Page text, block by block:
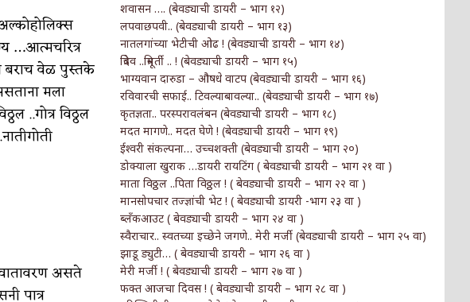
…आत्मचरित्र
बराच वेळ पुस्तके
मला
..गोत्र विठ्ठल
असते
पात्र
शवासन …. (बेवड्याची डायरी – भाग १२)
लपवाछपवी.. (बेवड्याची डायरी – भाग १३)
नातलगांच्या भेटीची ओढ ! (बेवड्याची डायरी – भाग १४)
त्रिदेव ..त्रिमूर्ती .. ! (बेवड्याची डायरी – भाग १५)
भाग्यवान दारुडा – औषधे वाटप (बेवड्याची डायरी – भाग १६)
रविवारची सफाई.. टिवल्याबावल्या.. (बेवड्याची डायरी – भाग १७)
कृतज्ञता.. परस्परावलंबन (बेवड्याची डायरी – भाग १८)
मदत मागणे.. मदत घेणे ! (बेवड्याची डायरी – भाग १९)
ईश्वरी संकल्पना… उच्चशक्ती (बेवड्याची डायरी – भाग २०)
डोक्याला खुराक …डायरी रायटिंग ( बेवड्याची डायरी – भाग २१ वा )
माता विठ्ठल ..पिता विठ्ठल ! ( बेवड्याची डायरी – भाग २२ वा )
मानसोपचार तज्ज्ञांची भेट ! ( बेवड्याची डायरी -भाग २३ वा )
ब्लँकआउट ( बेवड्याची डायरी – भाग २४ वा )
स्वैराचार.. स्वतच्या इच्छेने जगणे.. मेरी मर्जी (बेवड्याची डायरी – भाग २५ वा)
झाडू ड्युटी… ( बेवड्याची डायरी – भाग २६ वा )
मेरी मर्जी ! ( बेवड्याची डायरी – भाग २७ वा )
फक्त आजचा दिवस ! ( बेवड्याची डायरी – भाग २८ वा )